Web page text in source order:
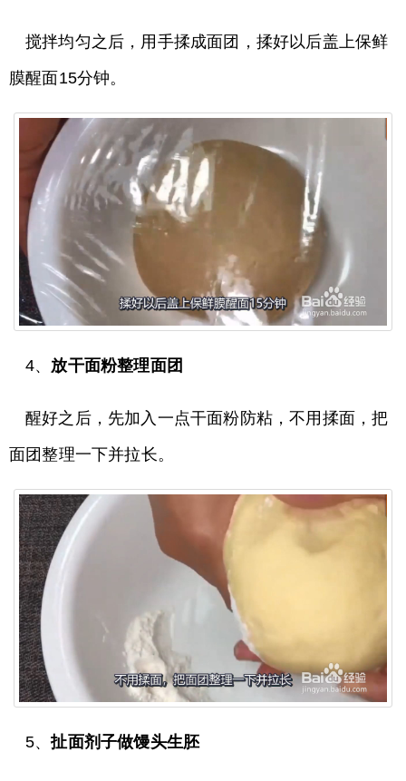
搅拌均匀之后，用手揉成面团，揉好以后盖上保鲜
膜醒面15分钟。
4、 放干面粉整理面团
醒好之后，先加入一点干面粉防粘，不用揉面，把
面团整理一下并拉长。
5、扯面剂子做馒头生胚